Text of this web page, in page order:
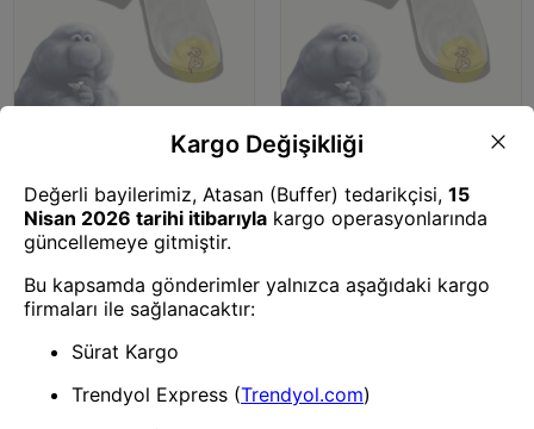
Çizgili Kırmızı Spor Çorap 36-40
Spor Matara
Çizgili Kırmızı Spor Çorap 42-46